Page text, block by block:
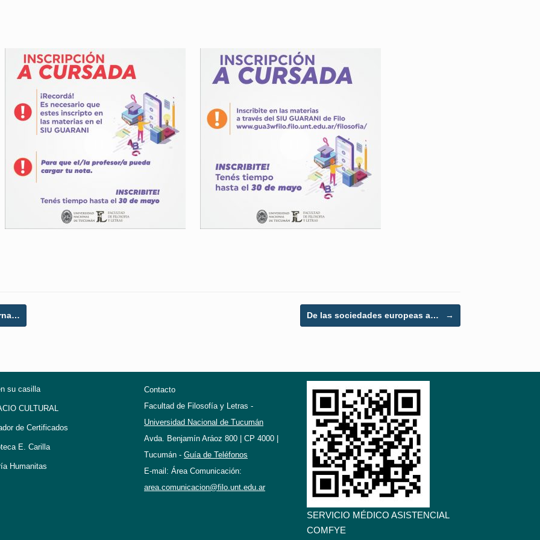
De las sociedades europeas a… →
su casilla
CULTURAL
de Certificados
E. Carilla
Humanitas
Contacto
Facultad de Filosofía y Letras -
Universidad Nacional de Tucumán
Avda. Benjamín Aráoz 800 | CP 4000 |
Tucumán - Guía de Teléfonos
E-mail: Área Comunicación:
area.comunicacion@filo.unt.edu.ar
SERVICIO MÉDICO ASISTENCIAL
COMFYE